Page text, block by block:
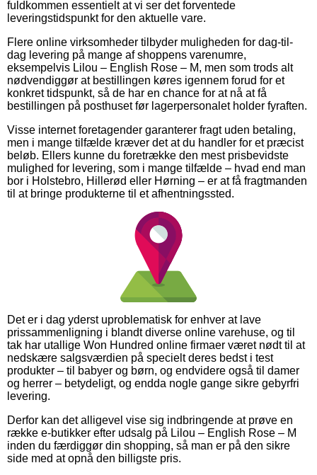
fuldkommen essentielt at vi ser det forventede
leveringstidspunkt for den aktuelle vare.
Flere online virksomheder tilbyder muligheden for dag-til-
dag levering på mange af shoppens varenumre,
eksempelvis Lilou – English Rose – M, men som trods alt
nødvendiggør at bestillingen køres igennem forud for et
konkret tidspunkt, så de har en chance for at nå at få
bestillingen på posthuset før lagerpersonalet holder fyraften.
Visse internet foretagender garanterer fragt uden betaling,
men i mange tilfælde kræver det at du handler for et præcist
beløb. Ellers kunne du foretrække den mest prisbevidste
mulighed for levering, som i mange tilfælde – hvad end man
bor i Holstebro, Hillerød eller Hørning – er at få fragtmanden
til at bringe produkterne til et afhentningssted.
Det er i dag yderst uproblematisk for enhver at lave
prissammenligning i blandt diverse online varehuse, og til
tak har utallige Won Hundred online firmaer været nødt til at
nedskære salgsværdien på specielt deres bedst i test
produkter – til babyer og børn, og endvidere også til damer
og herrer – betydeligt, og endda nogle gange sikre gebyrfri
levering.
Derfor kan det alligevel vise sig indbringende at prøve en
række e-butikker efter udsalg på Lilou – English Rose – M
inden du færdiggør din shopping, så man er på den sikre
side med at opnå den billigste pris.